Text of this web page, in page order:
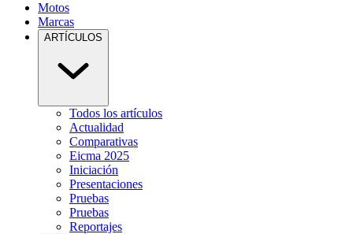
Motos
Marcas
ARTÍCULOS
Todos los artículos
Actualidad
Comparativas
Eicma 2025
Iniciación
Presentaciones
Pruebas
Pruebas
Reportajes